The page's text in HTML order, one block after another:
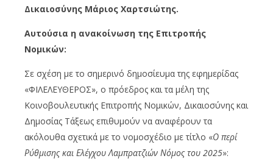
Δικαιοσύνης Μάριος Χαρτσιώτης.
Αυτούσια η ανακοίνωση της Επιτροπής
Νομικών:
Σε σχέση με το σημερινό δημοσίευμα της εφημερίδας
«ΦΙΛΕΛΕΥΘΕΡΟΣ», ο πρόεδρος και τα μέλη της
Κοινοβουλευτικής Επιτροπής Νομικών, Δικαιοσύνης και
Δημοσίας Τάξεως επιθυμούν να αναφέρουν τα
ακόλουθα σχετικά με το νομοσχέδιο με τίτλο «Ο περί
Ρύθμισης και Ελέγχου Λαμπρατζιών Νόμος του 2025»: